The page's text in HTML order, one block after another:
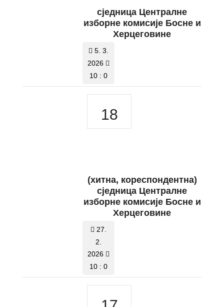
сједница Централне
изборне комисије Босне и
Херцеговине
5. 3.
2026
10 : 0
18
(хитна, кореспондентна)
сједницa Централне
изборне комисије Босне и
Херцеговине
27.
2.
2026
10 : 0